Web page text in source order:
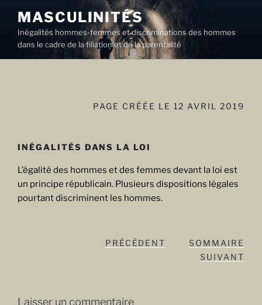
contenu
principal
MASCULINITÉS
Inégalités hommes-femmes et discriminations des hommes
dans le cadre de la filiation et de la parentalité
PAGE CRÉÉE LE 12 AVRIL 2019
INÉGALITÉS DANS LA LOI
L’égalité des hommes et des femmes devant la loi est
un principe républicain. Plusieurs dispositions légales
pourtant discriminent les hommes.
PRÉCÉDENT
SOMMAIRE
SUIVANT
Laisser un commentaire